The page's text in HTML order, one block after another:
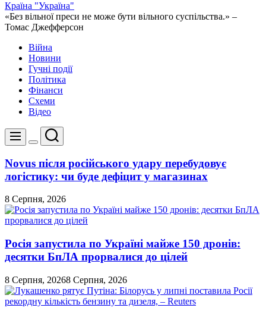
Країна "Україна"
«Без вільної преси не може бути вільного суспільства.» –
Томас Джефферсон
Війна
Новини
Гучні події
Політика
Фінанси
Схеми
Відео
Меню
Перемикач
режиму
Пошук
Novus після російського удару перебудовує
логістику: чи буде дефіцит у магазинах
8 Серпня, 2026
Росія запустила по Україні майже 150 дронів:
десятки БпЛА прорвалися до цілей
8 Серпня, 20268 Серпня, 2026